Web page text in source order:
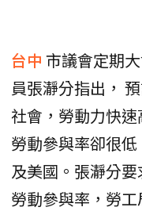
台中 市議會定期
員張瀞分指出，
社會，勞動力快
勞動參與率卻很
及美國。張瀞分
勞動參與率，勞